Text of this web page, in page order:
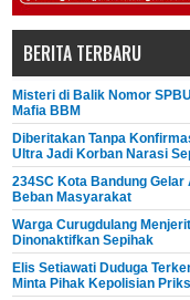
BERITA TERBARU
Misteri di Balik Nomor
Mafia BBM
Diberitakan Tanpa
Ultra Jadi Korban Narasi
234SC Kota Bandung
Beban Masyarakat
Warga Curugdulang
Dinonaktifkan Sepihak
Elis Setiawati Duduga
Minta Pihak Kepolisian